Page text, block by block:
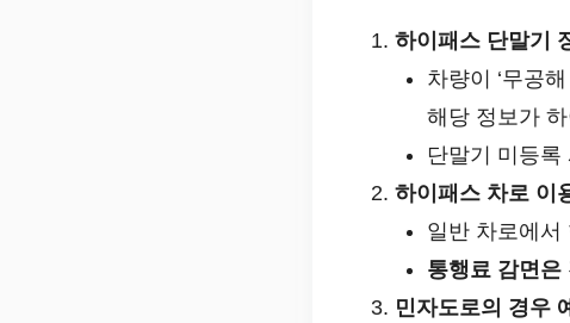
하이패스 단말기
차량이 ‘무공
해당 정보가
단말기 미등
하이패스 차로 이
일반 차로에서
통행료 감면은
민자도로의 경우